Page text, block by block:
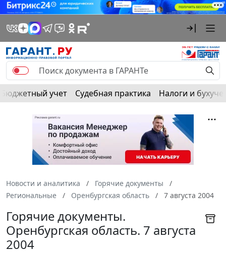
Бюджетный учет Судебная практика Налоги и
Новости и аналитика
Горячие документы
Региональные
Оренбургская область 7 августа 2004
Горячие документы.
Оренбургская область. 7 августа
2004